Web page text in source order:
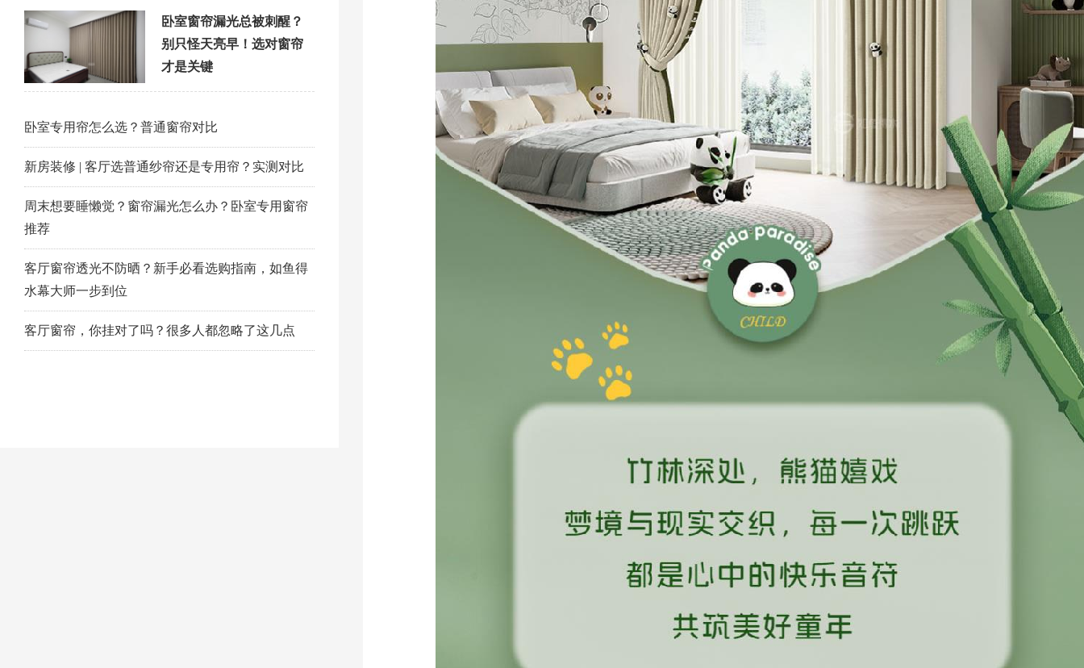
卧室窗帘漏光总被刺醒？
别只怪天亮早！选对窗帘
才是关键
卧室专用帘怎么选？普通窗帘对比
新房装修 | 客厅选普通纱帘还是专用帘？实测对比
周末想要睡懒觉？窗帘漏光怎么办？卧室专用窗帘
推荐
客厅窗帘透光不防晒？新手必看选购指南，如鱼得
水幕大师一步到位
客厅窗帘，你挂对了吗？很多人都忽略了这几点